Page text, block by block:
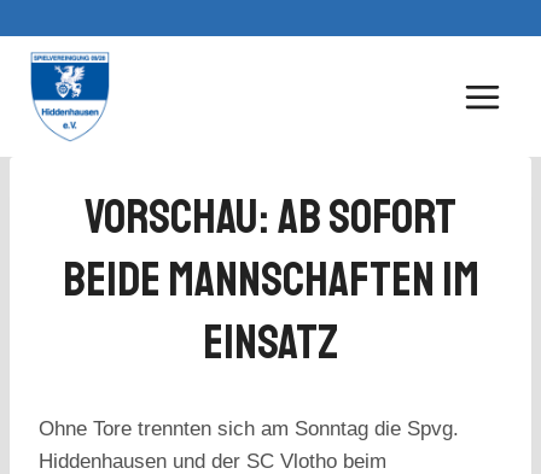
Inhalt
springen
Vorschau: Ab Sofort
Beide Mannschaften Im
Einsatz
Ohne Tore trennten sich am Sonntag die Spvg.
Hiddenhausen und der SC Vlotho beim